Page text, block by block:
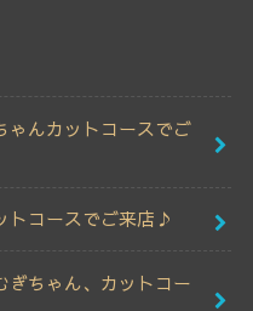
ゃんカットコースでご
トコースでご来店♪
ぎちゃん、カットコー